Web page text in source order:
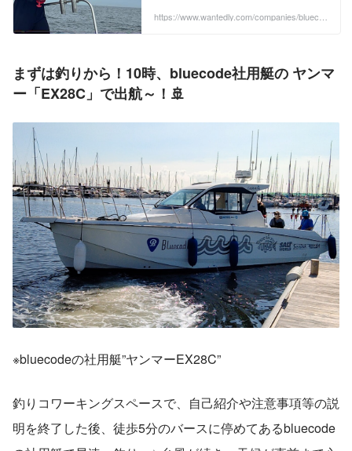
この度、オープンに先駆け、施設及び
え、ご応募ください。沢山のご応募お待
ちしています✨ ...
https://www.wantedly.com/companies/blueco
まずは釣りから！10時、bluecode社用艇の ヤンマ
ー「EX28C」で出航～！🚢
※bluecodeの社用艇”ヤンマーEX28C”
釣りコワーキングスペースで、自己紹介や注意事項等の説
明を終了した後、徒歩5分のバースに停めてあるbluecode